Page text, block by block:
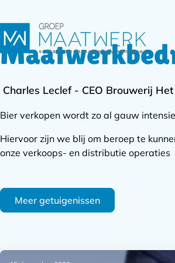
Charles Leclef - CEO Brouwerij
Bier verkopen wordt zo al gauw
Hiervoor zijn we blij om beroep te
onze verkoops- en distributie operaties
Meer getuigenissen
Subnavigatie